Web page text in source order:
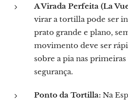
A Virada Perfeita (La
virar a tortilla pode ser
prato grande e plano,
movimento deve ser
sobre a pia nas
segurança.
Ponto da Tortilla: Na